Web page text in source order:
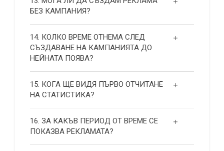
БЕЗ КАМПАНИЯ?
14. КОЛКО ВРЕМЕ ОТНЕМА СЛЕД
СЪЗДАВАНЕ НА КАМПАНИЯТА ДО
НЕЙНАТА ПОЯВА?
15. КОГА ЩЕ ВИДЯ ПЪРВО ОТЧИТАНЕ
НА СТАТИСТИКА?
16. ЗА КАКЪВ ПЕРИОД ОТ ВРЕМЕ СЕ
ПОКАЗВА РЕКЛАМАТА?